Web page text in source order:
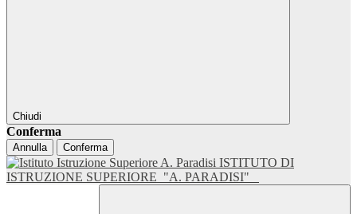
Chiudi
Conferma
Annulla Conferma
ISTITUTO DI
ISTRUZIONE SUPERIORE "A. PARADISI"